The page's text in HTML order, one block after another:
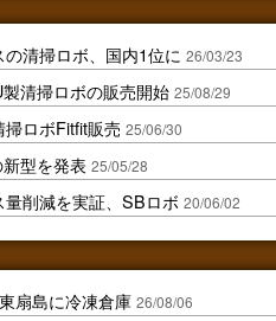
清掃ロボ、国内1位に 26/03/23
清掃ロボの販売開始 25/08/29
ロボFitfit販売 25/06/30
型を発表 25/05/28
削減を実証、SBロボ 20/06/02
扇島に冷凍倉庫 26/08/06